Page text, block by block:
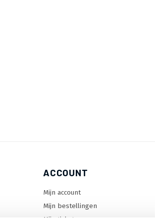
ACCOUNT
Mijn account
Mijn bestellingen
Mijn tickets